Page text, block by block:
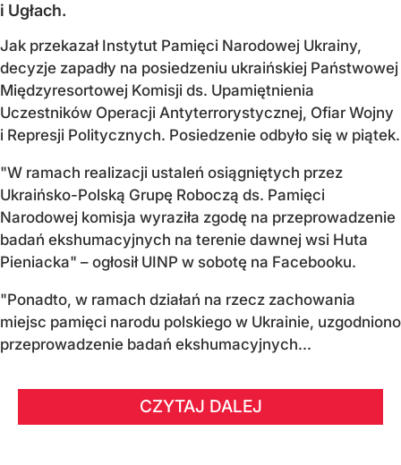
i Ugłach.
Jak przekazał Instytut Pamięci Narodowej Ukrainy,
decyzje zapadły na posiedzeniu ukraińskiej Państwowej
Międzyresortowej Komisji ds. Upamiętnienia
Uczestników Operacji Antyterrorystycznej, Ofiar Wojny
i Represji Politycznych. Posiedzenie odbyło się w piątek.
"W ramach realizacji ustaleń osiągniętych przez
Ukraińsko-Polską Grupę Roboczą ds. Pamięci
Narodowej komisja wyraziła zgodę na przeprowadzenie
badań ekshumacyjnych na terenie dawnej wsi Huta
Pieniacka" – ogłosił UINP w sobotę na Facebooku.
"Ponadto, w ramach działań na rzecz zachowania
miejsc pamięci narodu polskiego w Ukrainie, uzgodniono
przeprowadzenie badań ekshumacyjnych...
CZYTAJ DALEJ